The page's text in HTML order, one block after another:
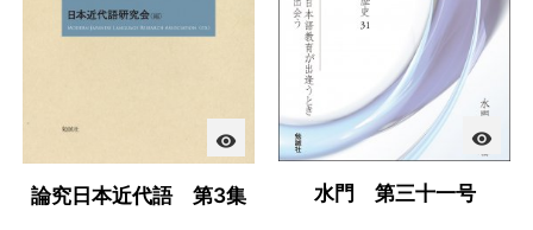
visibility
論究日本近代語 第3集
visibility
水門 第三十一号